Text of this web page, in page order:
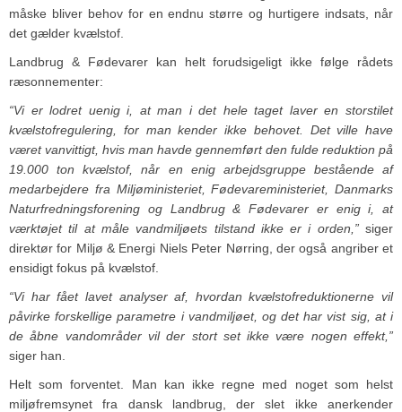
måske bliver behov for en endnu større og hurtigere indsats, når
det gælder kvælstof.
Landbrug & Fødevarer kan helt forudsigeligt ikke følge rådets
ræsonnementer:
“Vi er lodret uenig i, at man i det hele taget laver en storstilet
kvælstofregulering, for man kender ikke behovet. Det ville have
været vanvittigt, hvis man havde gennemført den fulde reduktion på
19.000 ton kvælstof, når en enig arbejdsgruppe bestående af
medarbejdere fra Miljøministeriet, Fødevareministeriet, Danmarks
Naturfredningsforening og Landbrug & Fødevarer er enig i, at
værktøjet til at måle vandmiljøets tilstand ikke er i orden,”siger
direktør for Miljø & Energi Niels Peter Nørring, der også angriber et
ensidigt fokus på kvælstof.
“Vi har fået lavet analyser af, hvordan kvælstofreduktionerne vil
påvirke forskellige parametre i vandmiljøet, og det har vist sig, at i
de åbne vandområder vil der stort set ikke være nogen effekt,”
siger han.
Helt som forventet. Man kan ikke regne med noget som helst
miljøfremsynet fra dansk landbrug, der slet ikke anerkender